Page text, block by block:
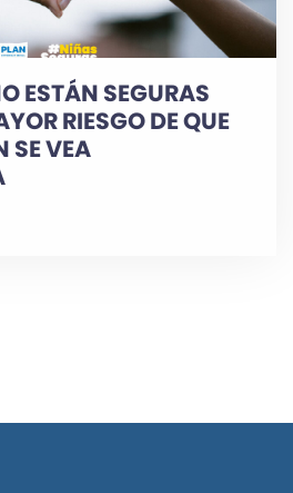
ESTÁN SEGURAS
RIESGO DE QUE
SE VEA